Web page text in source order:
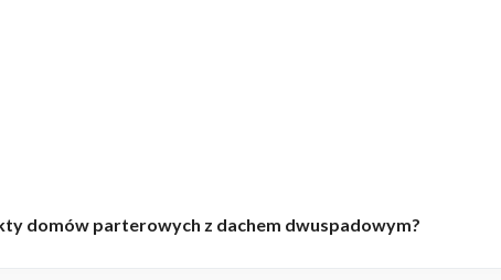
domów parterowych z dachem dwuspadowym?